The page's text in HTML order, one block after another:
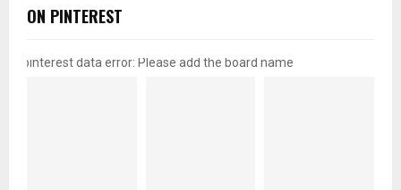
ON PINTEREST
pinterest data error: Please add the board name